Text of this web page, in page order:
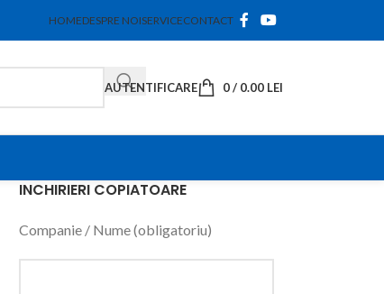
HOMEDESPRE NOISERVICECONTACT
AUTENTIFICARE 0/ 0.00 LEI
INCHIRIERI COPIATOARE
Companie / Nume (obligatoriu)